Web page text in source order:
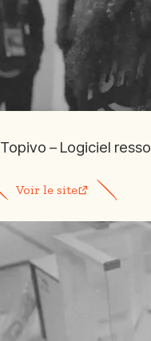
Topivo – Logiciel
Voir le site